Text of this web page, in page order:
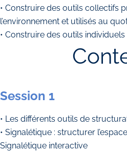
• Construire des outils collectifs
l’environnement et utilisés au
• Construire des outils individuels
Session 1
• Les différents outils de
• Signalétique : structurer
Signalétique interactive